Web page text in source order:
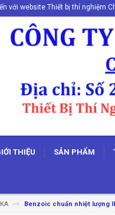
với website Thiết bị thí nghiệm
THIỆU SẢN PHẨM
Benzoic chuẩn nhiệt lượng